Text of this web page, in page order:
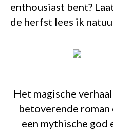
enthousiast bent?
de herfst lees ik
Het magische
betoverende
een mythische god